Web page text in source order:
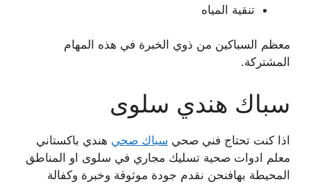
تنقية المياه
معظم السباكين من ذوي الخبرة في هذه المهام
المشتركة.
سباك هندي سلوى
اذا كنت تحتاج فني صحي سباك صحي هندي باكستاني
معلم ادوات صحية تسليك مجاري في سلوى او المناطق
المحيطة بهافنحن نقدم جودة موثوقة وخبرة وكفالة